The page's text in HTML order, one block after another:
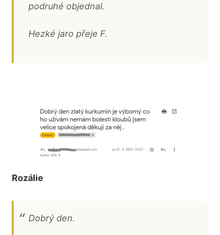
podruhé objednal.
Hezké jaro přeje F.
Rozálie
Dobrý den.